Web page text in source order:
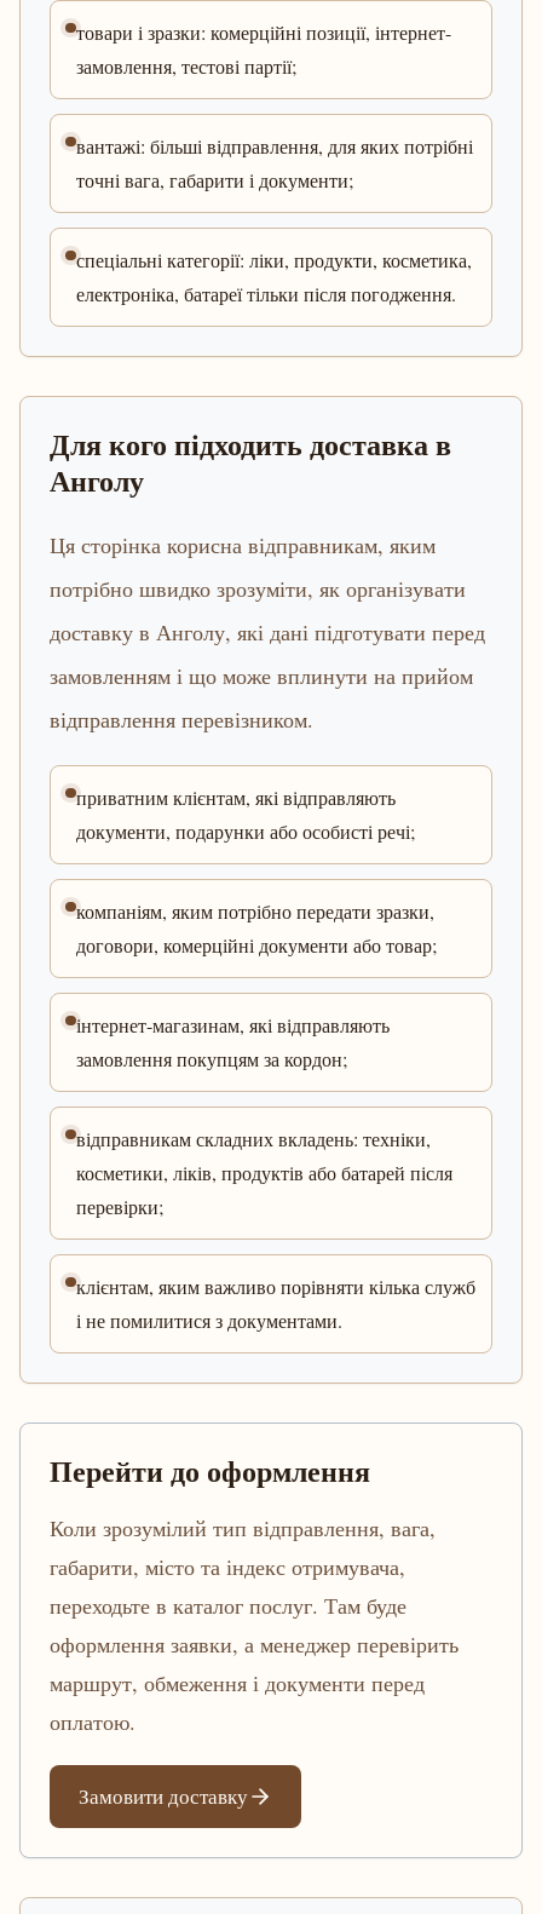
товари і зразки: комерційні позиції, інтернет-
замовлення, тестові партії;
вантажі: більші відправлення, для яких потрібні
точні вага, габарити і документи;
спеціальні категорії: ліки, продукти, косметика,
електроніка, батареї тільки після погодження.
Для кого підходить доставка в
Анголу
Ця сторінка корисна відправникам, яким
потрібно швидко зрозуміти, як організувати
доставку в Анголу, які дані підготувати перед
замовленням і що може вплинути на прийом
відправлення перевізником.
приватним клієнтам, які відправляють
документи, подарунки або особисті речі;
компаніям, яким потрібно передати зразки,
договори, комерційні документи або товар;
інтернет-магазинам, які відправляють
замовлення покупцям за кордон;
відправникам складних вкладень: техніки,
косметики, ліків, продуктів або батарей після
перевірки;
клієнтам, яким важливо порівняти кілька служб
і не помилитися з документами.
Перейти до оформлення
Коли зрозумілий тип відправлення, вага,
габарити, місто та індекс отримувача,
переходьте в каталог послуг. Там буде
оформлення заявки, а менеджер перевірить
маршрут, обмеження і документи перед
оплатою.
Замовити доставку